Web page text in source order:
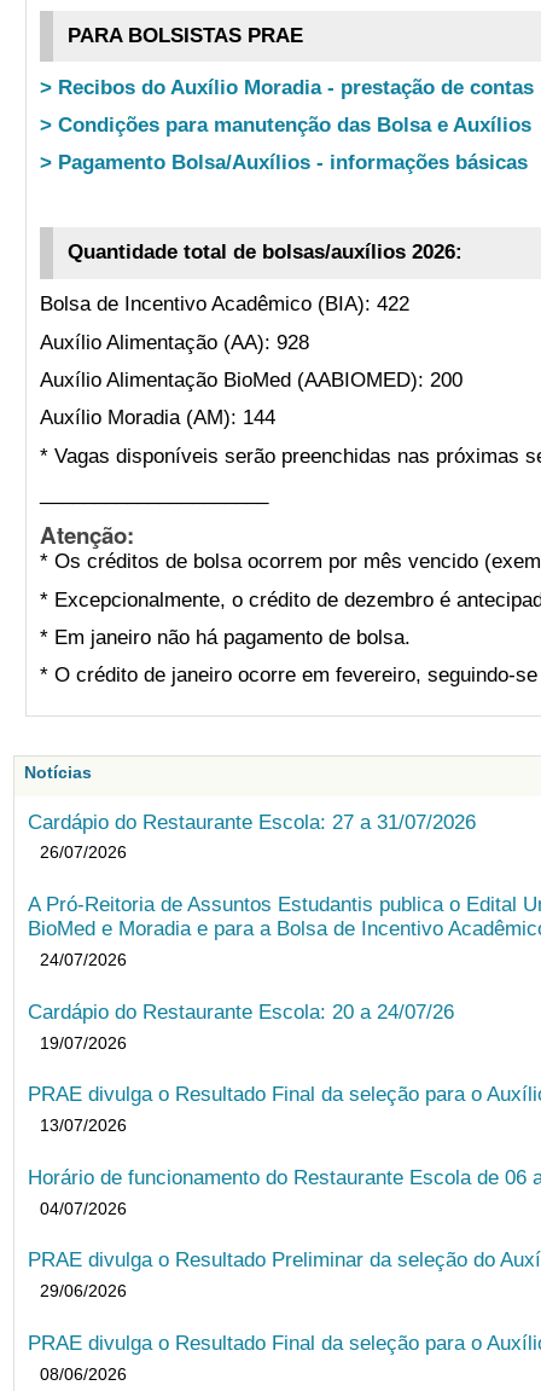
PARA BOLSISTAS PRAE
> Recibos do Auxílio Moradia - prestação de contas
> Condições para manutenção das Bolsa e Auxílios
> Pagamento Bolsa/Auxílios - informações básicas
Quantidade total de bolsas/auxílios 2026:
Bolsa de Incentivo Acadêmico (BIA): 422
Auxílio Alimentação (AA): 928
Auxílio Alimentação BioMed (AABIOMED): 200
Auxílio Moradia (AM): 144
* Vagas disponíveis serão preenchidas nas próximas
Atenção:
* Os créditos de bolsa ocorrem por mês vencido
* Excepcionalmente, o crédito de dezembro é
* Em janeiro não há pagamento de bolsa.
* O crédito de janeiro ocorre em fevereiro, seguindo-
Notícias
Cardápio do Restaurante Escola: 27 a 31/07/2026
26/07/2026
A Pró-Reitoria de Assuntos Estudantis publica o Edital
BioMed e Moradia e para a Bolsa de Incentivo
24/07/2026
Cardápio do Restaurante Escola: 20 a 24/07/26
19/07/2026
PRAE divulga o Resultado Final da seleção para o
13/07/2026
Horário de funcionamento do Restaurante Escola de 06
04/07/2026
PRAE divulga o Resultado Preliminar da seleção do
29/06/2026
PRAE divulga o Resultado Final da seleção para o
08/06/2026